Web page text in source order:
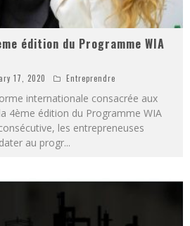
édition du Programme WIA
17, 2020 Entreprendre
internationale consacrée aux
4ème édition du Programme WIA
les entrepreneuses
au progr...